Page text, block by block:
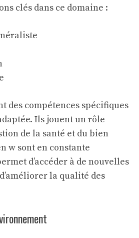
clés dans ce domaine :
des compétences spécifiques
Ils jouent un rôle
de la santé et du bien
w sont en constante
d’accéder à de nouvelles
la qualité des